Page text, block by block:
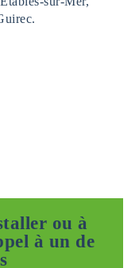
ou à
à un de